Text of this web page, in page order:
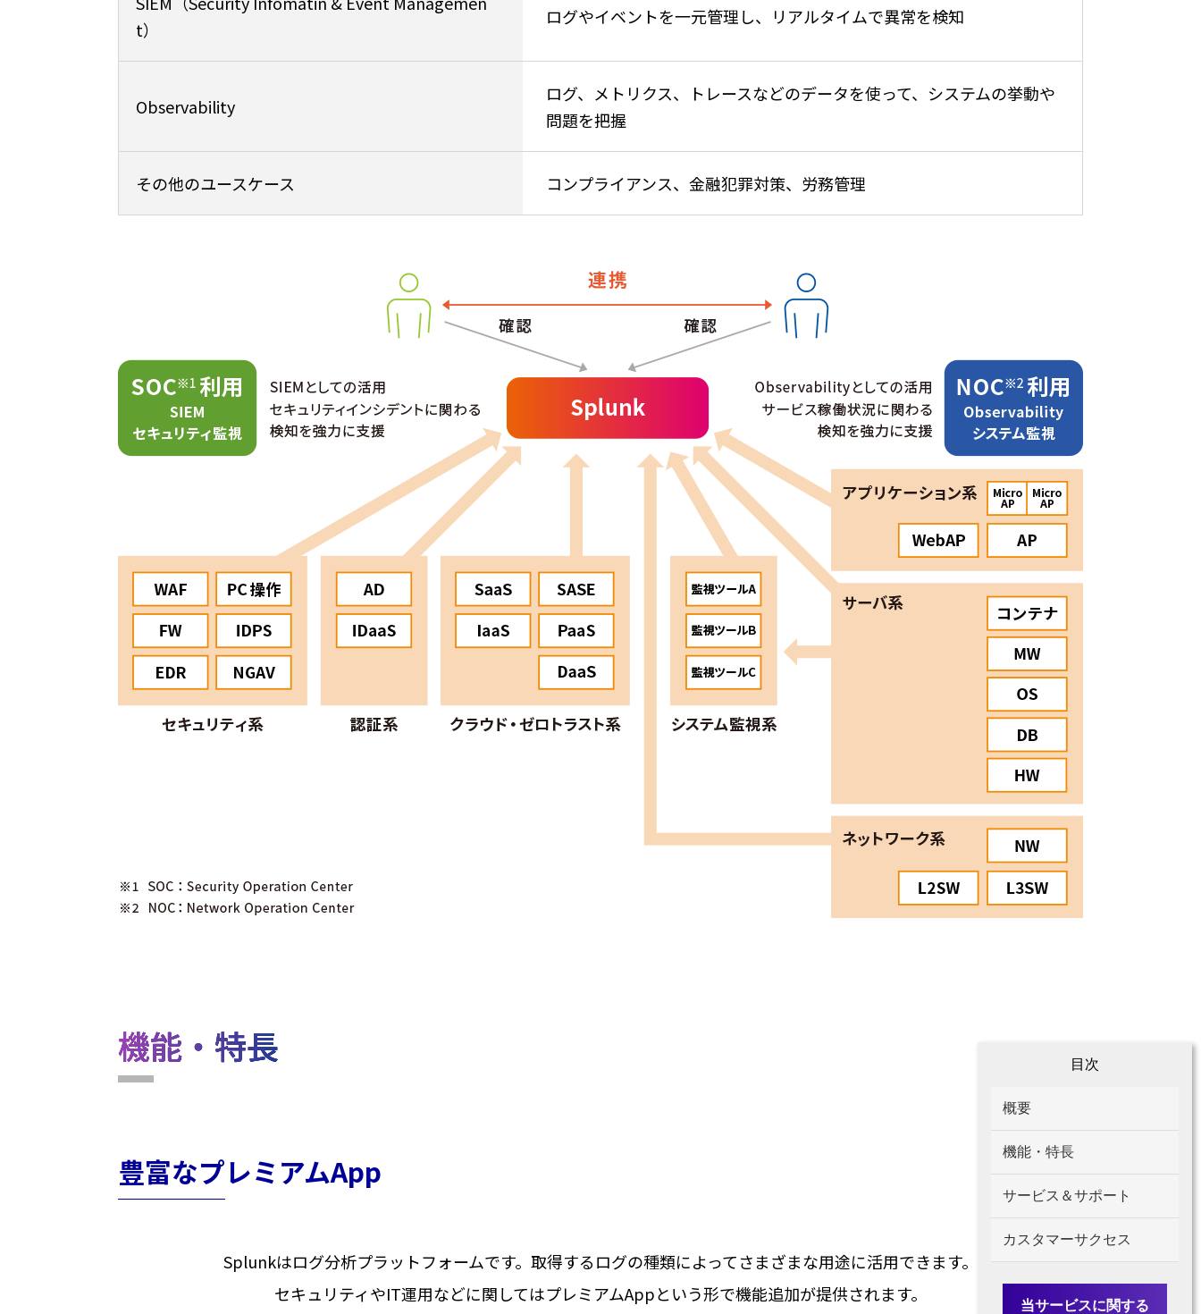
目次
概要​
機能・特長
サービス＆サポート
カスタマーサクセス​
当サービスに関する
t）​
ログやイベントを一元管理し、リアルタイムで異常を検知
Observability
ログ、メトリクス、トレースなどのデータを使って、システムの挙動や
問題を把握​
その他のユースケース コンプライアンス、金融犯罪対策、労務管理
機能・特長​
豊富なプレミアムApp
Splunkはログ分析プラットフォームです。取得するログの種類によってさまざまな用途に活用できます。
セキュリティやIT運用などに関してはプレミアムAppという形で機能追加が提供されます。